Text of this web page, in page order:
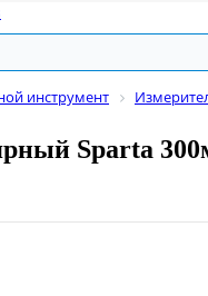
инструмент
Sparta